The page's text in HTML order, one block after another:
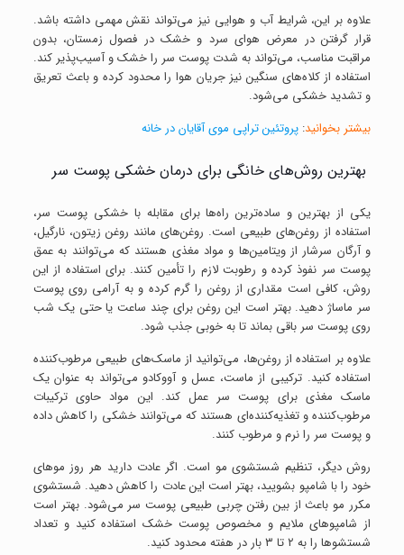
علاوه بر این، شرایط آب و هوایی نیز می‌تواند نقش مهمی داشته باشد.
قرار گرفتن در معرض هوای سرد و خشک در فصول زمستان، بدون
مراقبت مناسب، می‌تواند به شدت پوست سر را خشک و آسیب‌پذیر کند.
استفاده از کلاه‌های سنگین نیز جریان هوا را محدود کرده و باعث تعریق
و تشدید خشکی می‌شود.
بیشتر بخوانید: پروتئین تراپی موی آقایان در خانه
بهترین روش‌های خانگی برای درمان خشکی پوست سر
یکی از بهترین و ساده‌ترین راه‌ها برای مقابله با خشکی پوست سر،
استفاده از روغن‌های طبیعی است. روغن‌های مانند روغن زیتون، نارگیل،
و آرگان سرشار از ویتامین‌ها و مواد مغذی هستند که می‌توانند به عمق
پوست سر نفوذ کرده و رطوبت لازم را تأمین کنند. برای استفاده از این
روش، کافی است مقداری از روغن را گرم کرده و به آرامی روی پوست
سر ماساژ دهید. بهتر است این روغن برای چند ساعت یا حتی یک شب
روی پوست سر باقی بماند تا به خوبی جذب شود.
علاوه بر استفاده از روغن‌ها، می‌توانید از ماسک‌های طبیعی مرطوب‌کننده
استفاده کنید. ترکیبی از ماست، عسل و آووکادو می‌تواند به عنوان یک
ماسک مغذی برای پوست سر عمل کند. این مواد حاوی ترکیبات
مرطوب‌کننده و تغذیه‌کننده‌ای هستند که می‌توانند خشکی را کاهش داده
و پوست سر را نرم و مرطوب کنند.
روش دیگر، تنظیم شستشوی مو است. اگر عادت دارید هر روز موهای
خود را با شامپو بشویید، بهتر است این عادت را کاهش دهید. شستشوی
مکرر مو باعث از بین رفتن چربی طبیعی پوست سر می‌شود. بهتر است
از شامپوهای ملایم و مخصوص پوست خشک استفاده کنید و تعداد
شستشوها را به ۲ تا ۳ بار در هفته محدود کنید.